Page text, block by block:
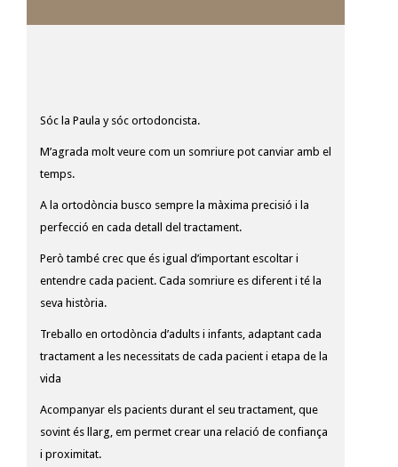
Sóc la Paula y sóc ortodoncista.
M’agrada molt veure com un somriure pot canviar amb el
temps.
A la ortodòncia busco sempre la màxima precisió i la
perfecció en cada detall del tractament.
Però també crec que és igual d’important escoltar i
entendre cada pacient. Cada somriure es diferent i té la
seva història.
Treballo en ortodòncia d’adults i infants, adaptant cada
tractament a les necessitats de cada pacient i etapa de la
vida
Acompanyar els pacients durant el seu tractament, que
sovint és llarg, em permet crear una relació de confiança
i proximitat.